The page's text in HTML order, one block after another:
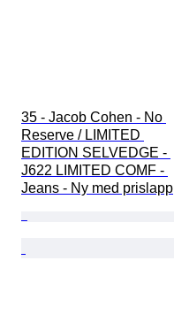
35 - Jacob Cohen - No
Reserve / LIMITED
EDITION SELVEDGE -
J622 LIMITED COMF -
Jeans - Ny med prislapp